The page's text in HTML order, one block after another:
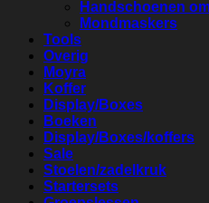
Handschoenen
Mondmaskers
Tools
Overig
Moyra
Koffer
Display/Boxes
Boeken
Display/Boxes/koffers
Sale
Stoelen/zadelkruk
Startersets